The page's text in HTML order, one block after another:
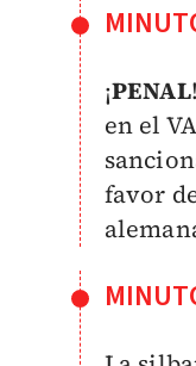
¡PENAL
en el
favor